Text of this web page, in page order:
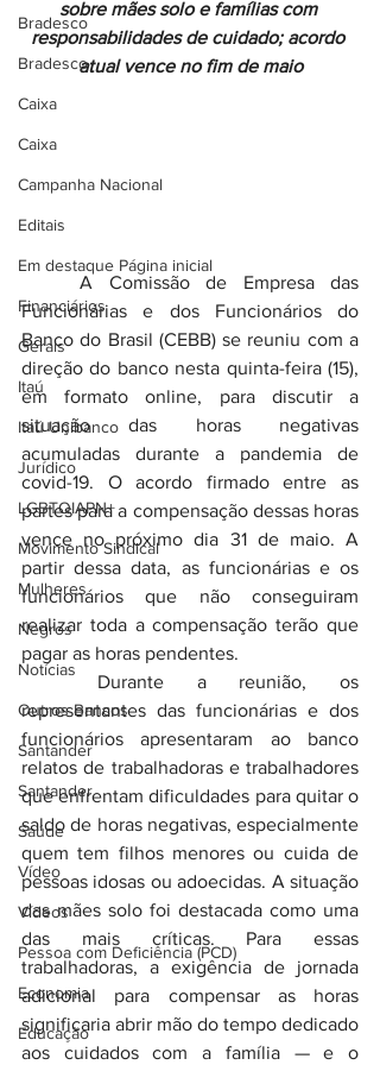
Bradesco
Bradesco
Caixa
Caixa
Campanha Nacional
Editais
Em destaque Página inicial
Financiários
Gerais
Itaú
Itaú Unibanco
Jurídico
LGBTQIAPN+
Movimento Sindical
Mulheres
Negros
Notícias
Outros Bancos
Santander
Santander
Saúde
Vídeo
Vídeos
Pessoa com Deficiência (PCD)
Economia
Educação
sobre mães solo e famílias com
responsabilidades de cuidado; acordo
atual vence no fim de maio
	A Comissão de Empresa das
Funcionárias e dos Funcionários do
Banco do Brasil (CEBB) se reuniu com a
direção do banco nesta quinta-feira (15),
em formato online, para discutir a
situação das horas negativas
acumuladas durante a pandemia de
covid-19. O acordo firmado entre as
partes para a compensação dessas horas
vence no próximo dia 31 de maio. A
partir dessa data, as funcionárias e os
funcionários que não conseguiram
realizar toda a compensação terão que
pagar as horas pendentes.
	Durante a reunião, os
representantes das funcionárias e dos
funcionários apresentaram ao banco
relatos de trabalhadoras e trabalhadores
que enfrentam dificuldades para quitar o
saldo de horas negativas, especialmente
quem tem filhos menores ou cuida de
pessoas idosas ou adoecidas. A situação
das mães solo foi destacada como uma
das mais críticas. Para essas
trabalhadoras, a exigência de jornada
adicional para compensar as horas
significaria abrir mão do tempo dedicado
aos cuidados com a família — e o